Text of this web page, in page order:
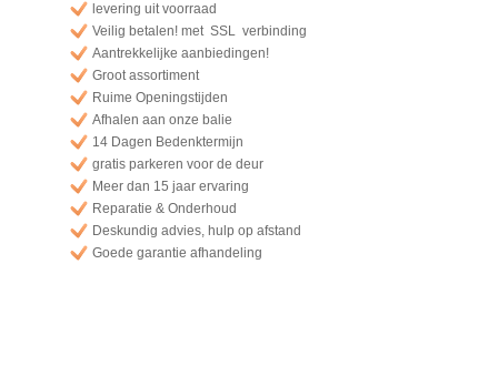
levering uit voorraad
Veilig betalen! met SSL verbinding
Aantrekkelijke aanbiedingen!
Groot assortiment
Ruime Openingstijden
Afhalen aan onze balie
14 Dagen Bedenktermijn
gratis parkeren voor de deur
Meer dan 15 jaar ervaring
Reparatie & Onderhoud
Deskundig advies, hulp op afstand
Goede garantie afhandeling